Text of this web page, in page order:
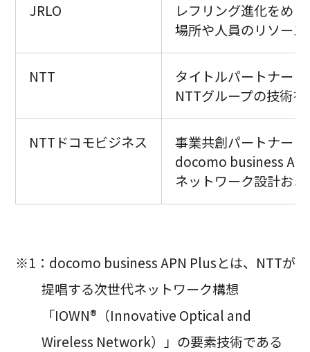
JRLO
レフリング進化をめ
場所や人員のリソース
NTT
タイトルパートナー
NTTグループの技術
NTTドコモビジネス
事業共創パートナー
docomo business
ネットワーク設計お
※1：docomo business APN Plusとは、NTTが
提唱する次世代ネットワーク構想
「IOWN®（Innovative Optical and
Wireless Network）」の要素技術である